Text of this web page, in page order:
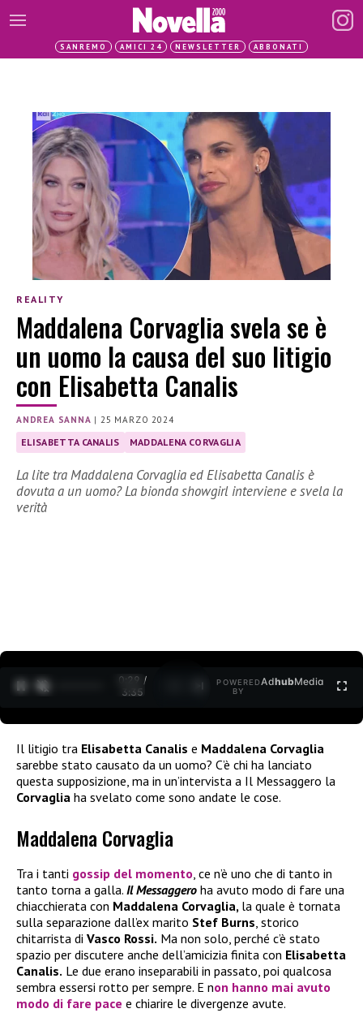
SANREMO AMICI 24 NEWSLETTER ABBONATI
REALITY
Maddalena Corvaglia svela se è
un uomo la causa del suo litigio
con Elisabetta Canalis
ANDREA SANNA |25 MARZO 2024
ELISABETTA CANALIS MADDALENA CORVAGLIA
La lite tra Maddalena Corvaglia ed Elisabetta Canalis è
dovuta a un uomo? La bionda showgirl interviene e svela la
verità
0:30 /
3:35
POWERED
BY
AdhubMedia
Il litigio tra Elisabetta Canalis e Maddalena Corvaglia
sarebbe stato causato da un uomo? C’è chi ha lanciato
questa supposizione, ma in un’intervista a Il Messaggero la
Corvaglia ha svelato come sono andate le cose.
Maddalena Corvaglia
Tra i tanti gossip del momento, ce n’è uno che di tanto in
tanto torna a galla. Il Messaggero ha avuto modo di fare una
chiacchierata con Maddalena Corvaglia, la quale è tornata
sulla separazione dall’ex marito Stef Burns, storico
chitarrista di Vasco Rossi. Ma non solo, perché c’è stato
spazio per discutere anche dell’amicizia finita con Elisabetta
Canalis. Le due erano inseparabili in passato, poi qualcosa
sembra essersi rotto per sempre. E non hanno mai avuto
modo di fare pace e chiarire le divergenze avute.